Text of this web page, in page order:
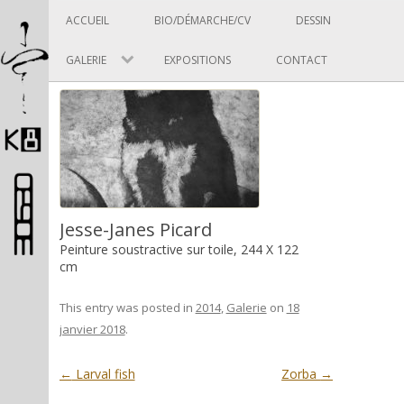
Pascal Picard
ACCUEIL BIO/DÉMARCHE/CV DESSIN
GALERIE EXPOSITIONS CONTACT
Jesse-Janes Picard
Peinture soustractive sur toile, 244 X 122
cm
This entry was posted in 2014, Galerie on 18
janvier 2018.
Post navigation
← Larval fish Zorba →